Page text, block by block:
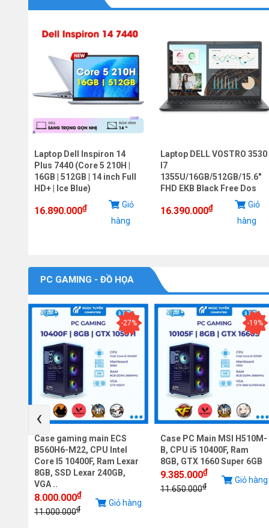
Laptop Dell Inspiron 14
Plus 7440 (Core 5 210H |
16GB | 512GB | 14 inch Full
HD+ | Ice Blue)
16.890.000₫
Giỏ
hàng
Laptop DELL VOSTRO 3530
I7
1355U/16GB/512GB/15.6"
FHD EKB Black Free Dos
16.390.000₫
Giỏ
hàng
PC GAMING - ĐỒ HỌA
-27%
Case gaming main ECS
B560H6-M22, CPU Intel
Core I5 10400F, Ram Lexar
8GB, SSD Lexar 240GB,
VGA ..
8.000.000₫
11.000.000₫
Giỏ hàng
-19%
Case PC Main MSI H510M-
B, CPU i5 10400F, Ram
8GB, GTX 1660 Super 6GB
9.385.000₫
11.650.000₫
Giỏ hàng
‹